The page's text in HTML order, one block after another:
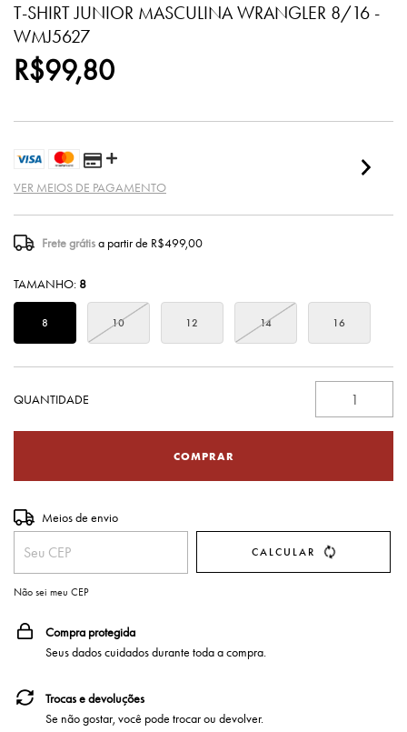
T-SHIRT JUNIOR MASCULINA WRANGLER 8/16 -
WMJ5627
R$99,80
VER MEIOS DE PAGAMENTO
Frete grátisa partir de R$499,00
TAMANHO: 8
8 10 12 14 16
QUANTIDADE
Entregas para o CEP:
ALTERAR CEP
Meios de envio
CALCULAR
Não sei meu CEP
Compra protegida
Seus dados cuidados durante toda a compra.
Trocas e devoluções
Se não gostar, você pode trocar ou devolver.